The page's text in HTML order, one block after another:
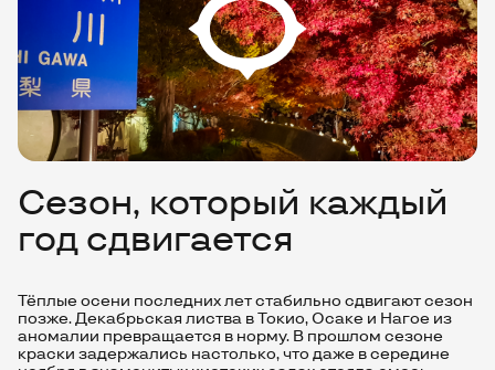
Сезон, который каждый
год сдвигается
Тёплые осени последних лет стабильно сдвигают сезон
позже. Декабрьская листва в Токио, Осаке и Нагое из
аномалии превращается в норму. В прошлом сезоне
краски задержались настолько, что даже в середине